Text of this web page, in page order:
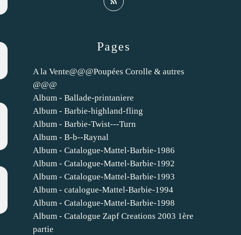
Pages
A la Vente@@@Poupées Corolle & autres
@@@
Album - Ballade-printaniere
Album - Barbie-highland-fling
Album - Barbie-Twist---Turn
Album - B-b--Raynal
Album - Catalogue-Mattel-Barbie-1986
Album - Catalogue-Mattel-Barbie-1992
Album - Catalogue-Mattel-Barbie-1993
Album - catalogue-Mattel-Barbie-1994
Album - Catalogue-Mattel-Barbie-1998
Album - Catalogue Zapf Creations 2003 1ère
partie